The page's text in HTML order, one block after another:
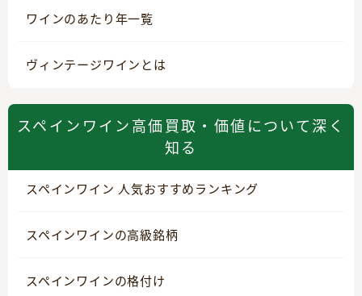
ワインのあたり年一覧
ヴィンテージワインとは
スペインワイン高価買取・価値について深く
知る
スペインワイン 人気おすすめランキング
スペインワインの高級銘柄
スペインワインの格付け